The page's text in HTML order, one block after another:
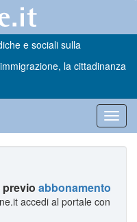
e sociali sulla
la cittadinanza
abbonamento
accedi al portale con